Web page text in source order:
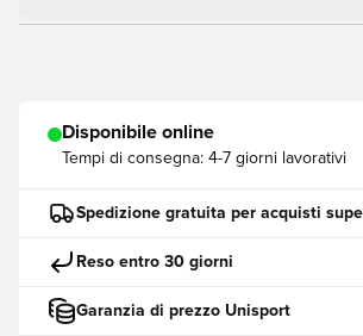
Disponibile online
Tempi di consegna: 4-7 giorni lavorativi
Spedizione gratuita per acquisti
Reso entro 30 giorni
Garanzia di prezzo Unisport